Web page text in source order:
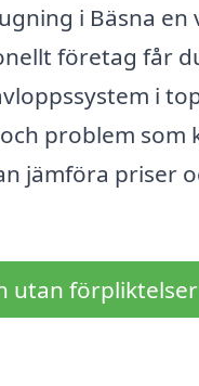
i Bäsna
företag får
i
problem
jämföra priser
utan förpliktelser